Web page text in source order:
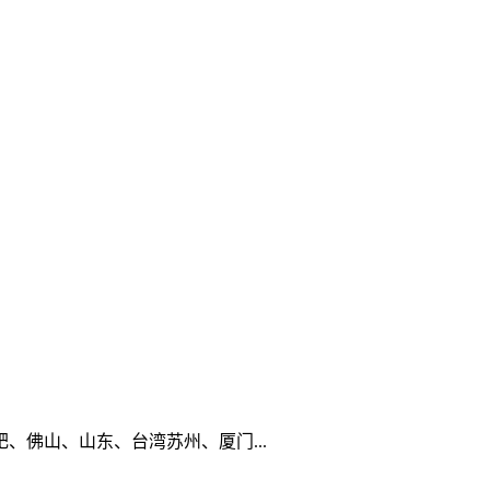
佛山、山东、台湾苏州、厦门...